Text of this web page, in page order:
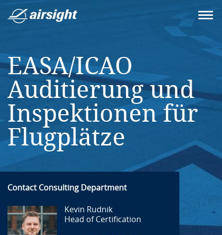
EASA/ICAO
Auditierung und
Inspektionen für
Flugplätze
Contact Consulting Department
Kevin Rudnik
Head of Certification